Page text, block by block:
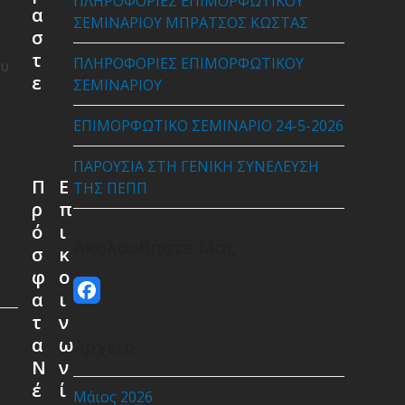
ΣΕΜΙΝΑΡΙΟΥ ΜΠΡΑΤΣΟΣ ΚΩΣΤΑΣ
ΠΛΗΡΟΦΟΡΙΕΣ ΕΠΙΜΟΡΦΩΤΙΚΟΥ
ΣΕΜΙΝΑΡΙΟΥ
ΕΠΙΜΟΡΦΩΤΙΚΟ ΣΕΜΙΝΑΡΙΟ 24-5-2026
ΠΑΡΟΥΣΙΑ ΣΤΗ ΓΕΝΙΚΗ ΣΥΝΕΛΕΥΣΗ
ΤΗΣ ΠΕΠΠ
Facebook
Αρχείο
Μάιος 2026
α
σ
τ
ε
Π
ρ
ό
σ
φ
α
τ
α
Ν
έ
Ε
π
ι
κ
ο
ι
ν
ω
ν
ί